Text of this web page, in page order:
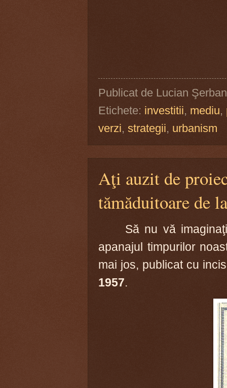
Publicat de Lucian Şerban
Etichete: investitii, mediu,
verzi, strategii, urbanism
Aţi auzit de
tămăduitoare de
Să nu vă
apanajul timpurilor
mai jos, publicat cu
1957.